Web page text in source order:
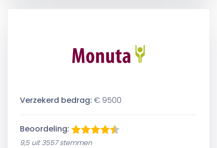
Verzekerd bedrag: € 9500
Beoordeling:
9,5 uit 3557 stemmen